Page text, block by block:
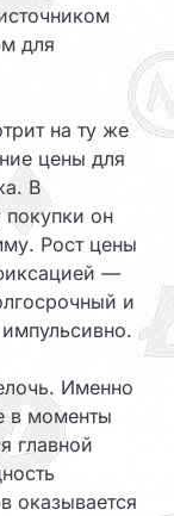
для
на ту же
цены для
В
он
Рост цены
—
и
Именно
в моменты
главной
оказывается